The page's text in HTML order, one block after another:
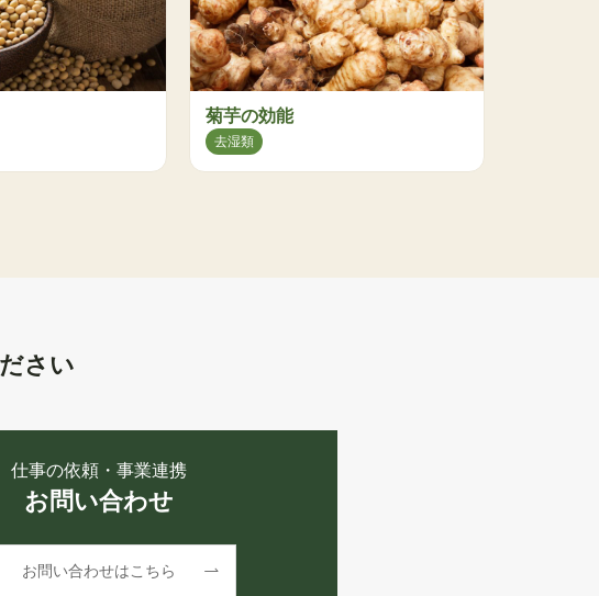
菊芋の効能
去湿類
さい
仕事の依頼・事業連携
お問い合わせ
お問い合わせはこちら